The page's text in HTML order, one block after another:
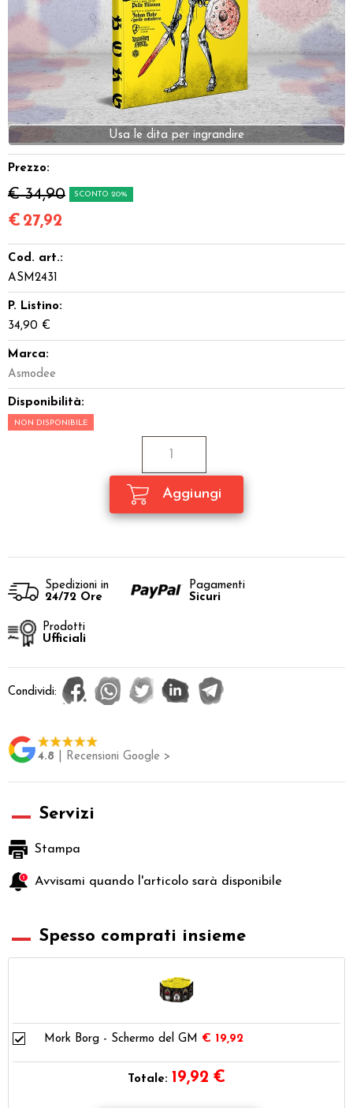
Dadi
Accessori
Giocattoli e Gadget
Offerte del Dragone
Prezzo:
€ 34,90 SCONTO 20%
€ 27,92
Cod. art.:
ASM2431
P. Listino:
34,90 €
Marca:
Asmodee
Disponibilità:
NON DISPONIBILE
Spedizioni in
24/72 Ore
Pagamenti
Sicuri
Prodotti
Ufficiali
Condividi:
4.8 | Recensioni Google >
Servizi
Stampa
Avvisami quando l'articolo sarà disponibile
Spesso comprati insieme
Mork Borg - Schermo del GM € 19,92
Totale: 19,92 €